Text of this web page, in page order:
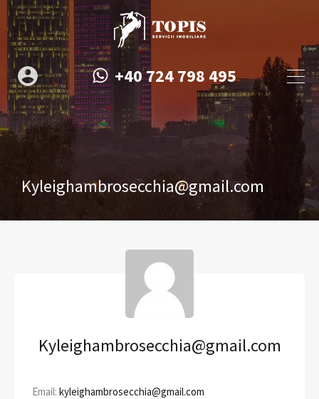
+40 724 798 495
Kyleighambrosecchia@gmail.com
Kyleighambrosecchia@gmail.com
Email: kyleighambrosecchia@gmail.com